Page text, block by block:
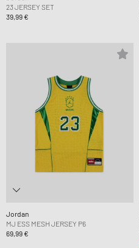
23 JERSEY SET
39,99 €
Jordan
MJ ESS MESH JERSEY P6
69,99 €